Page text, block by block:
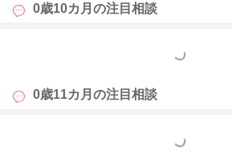
0歳10カ月の注目相談
もっと見る
0歳11カ月の注目相談
もっと見る